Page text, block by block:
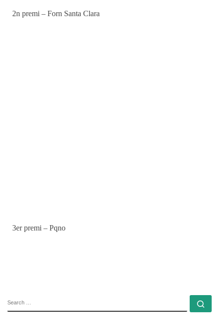
2n premi – Forn Santa Clara
3er premi – Pqno